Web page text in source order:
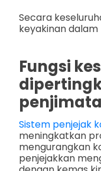
Secara
keyakinan
Fungsi
Sistem penjejak
meningkatkan
mengurangkan
penjejakkan